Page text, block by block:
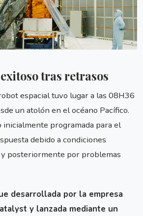
tras retrasos
espacial tuvo lugar a las 08H36
un atolón en el océano Pacífico.
inicialmente programada para el
debido a condiciones
posteriormente por problemas
desarrollada por la empresa
y lanzada mediante un